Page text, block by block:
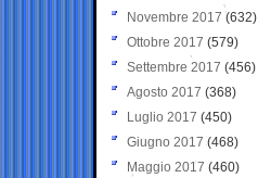
Novembre 2017 (632)
Ottobre 2017 (579)
Settembre 2017 (456)
Agosto 2017 (368)
Luglio 2017 (450)
Giugno 2017 (468)
Maggio 2017 (460)